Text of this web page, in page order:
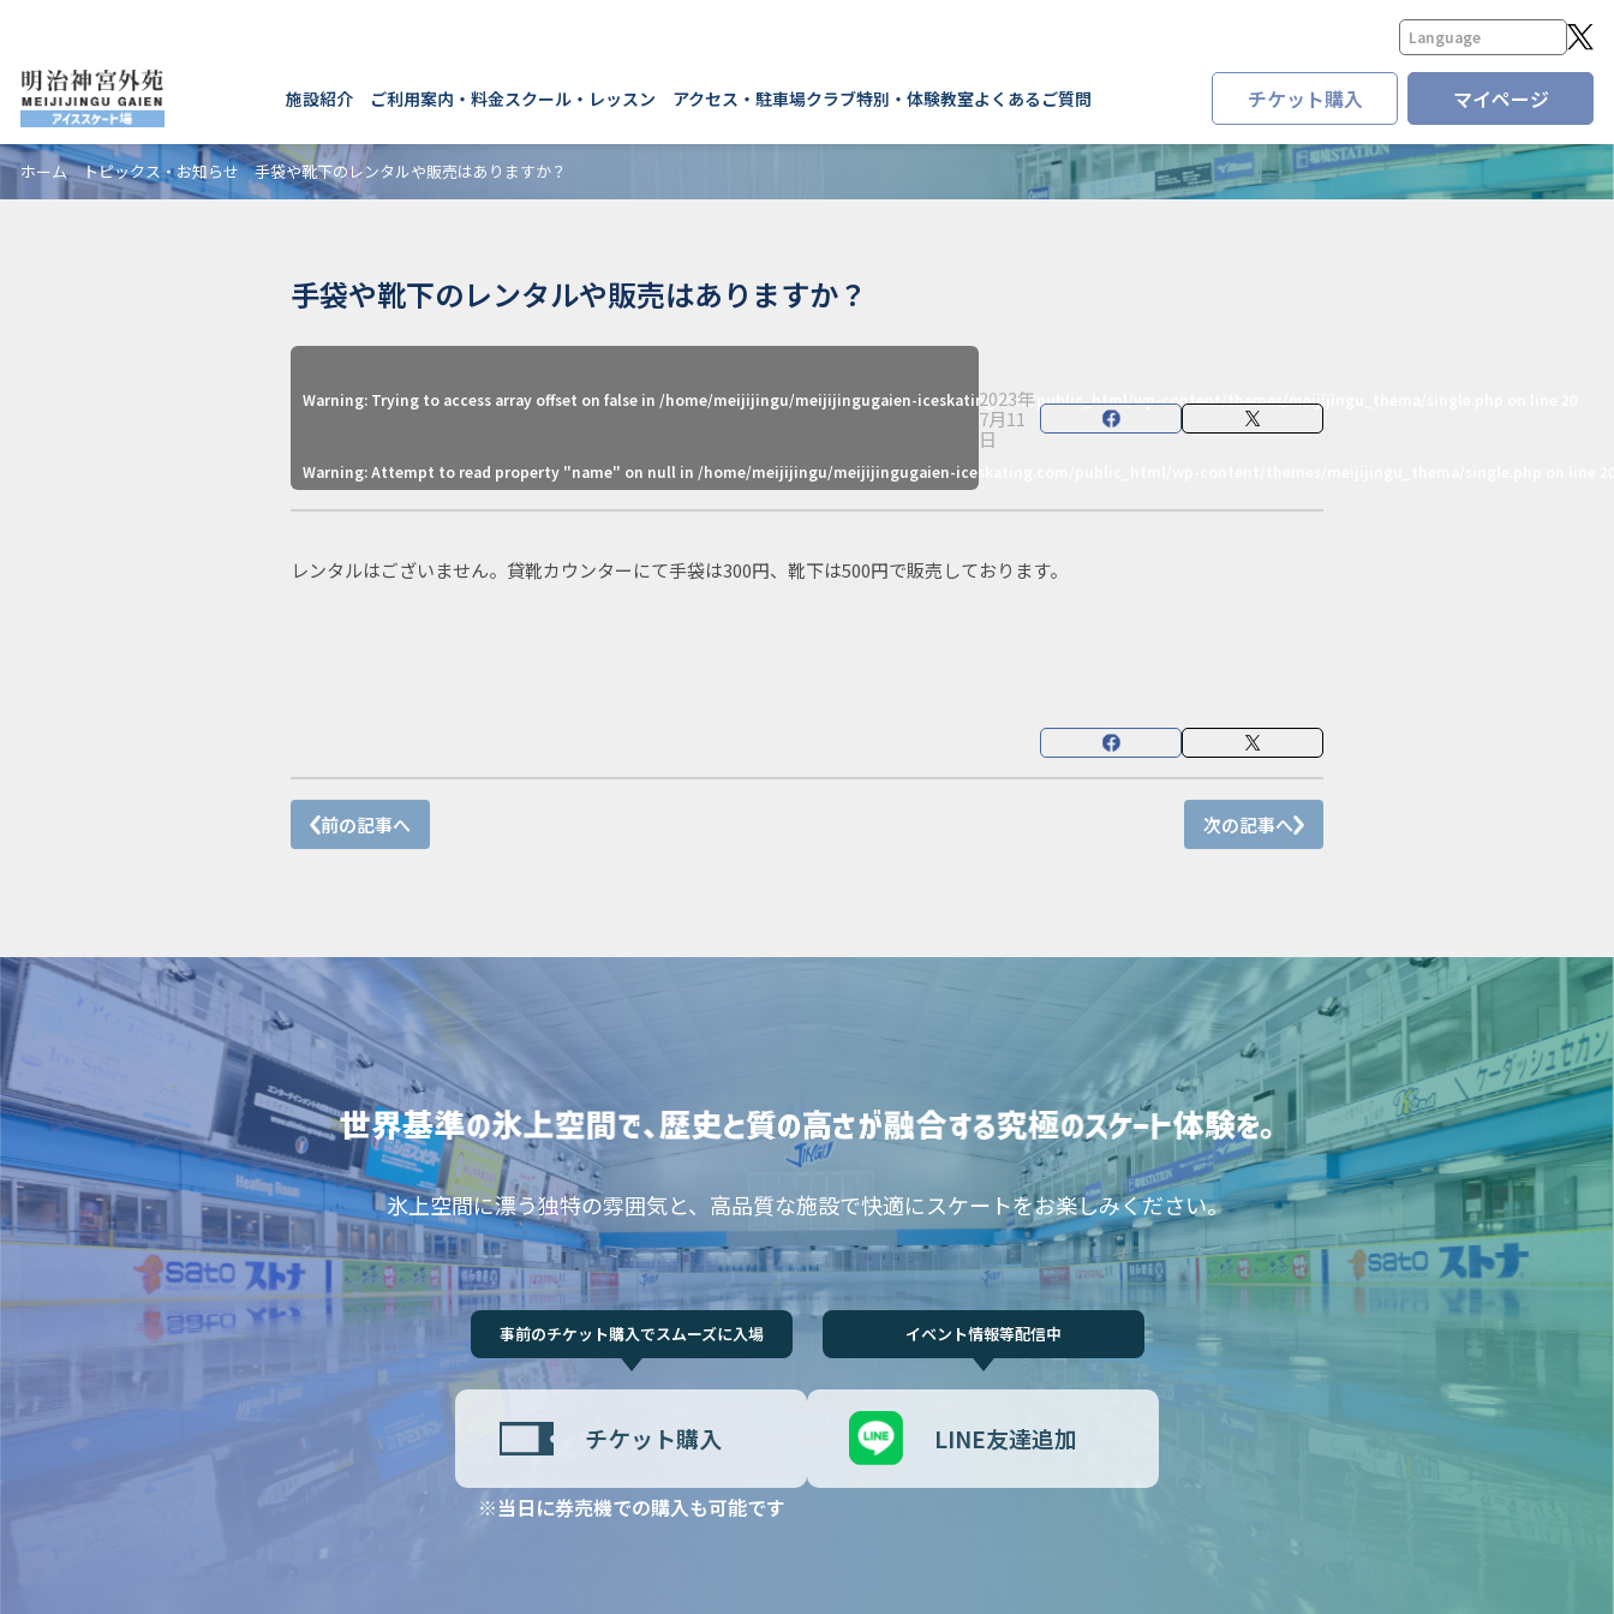
施設紹介 ご利用案内・料金スクール・レッスン アクセス・駐車場クラブ特別・体験教室よくあるご質問 チケット購入 マイページ
ホーム トピックス・お知らせ 手袋や靴下のレンタルや販売はありますか？
手袋や靴下のレンタルや販売はありますか？
Warning: Trying to access array offset on false in /home/meijijingu/meijijingugaien-iceskating.com/public_html/wp-content/themes/meijijingu_thema/single.php
Warning: Attempt to read property "name" on null in /home/meijijingu/meijijingugaien-iceskating.com/public_html/wp-content/themes/meijijingu_thema/single.php
2023年
7月11
日
レンタルはございません。貸靴カウンターにて手袋は300円、靴下は500円で販売しております。
前の記事へ 次の記事へ
氷上空間に漂う独特の雰囲気と、高品質な施設で快適にスケートをお楽しみください。
事前のチケット購入でスムーズに入場
チケット購入
※当日に券売機での購入も可能です
イベント情報等配信中
LINE友達追加